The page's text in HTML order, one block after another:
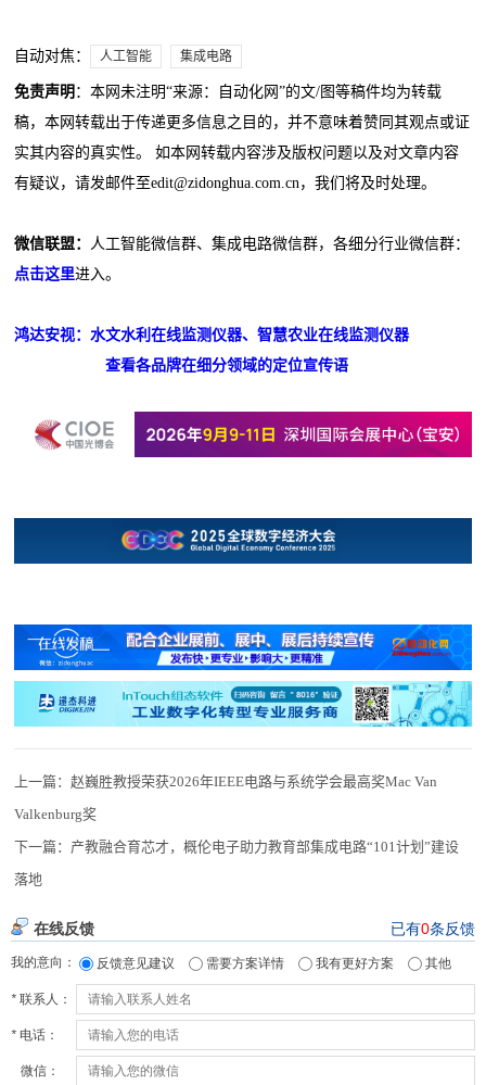
自动对焦： 人工智能 集成电路
免责声明 ：本网未注明“来源：自动化网”的文/图等稿件均为转载
稿，本网转载出于传递更多信息之目的，并不意味着赞同其观点或证
实其内容的真实性。 如本网转载内容涉及版权问题以及对文章内容
有疑议，请发邮件至edit@zidonghua.com.cn，我们将及时处理。
微信联盟： 人工智能微信群、集成电路微信群，各细分行业微信群：
点击这里进入。
鸿达安视：水文水利在线监测仪器、智慧农业在线监测仪器
查看各品牌在细分领域的定位宣传语
上一篇：赵巍胜教授荣获2026年IEEE电路与系统学会最高奖Mac Van
Valkenburg奖
下一篇： 产教融合育芯才，概伦电子助力教育部集成电路“101计划”建设
落地